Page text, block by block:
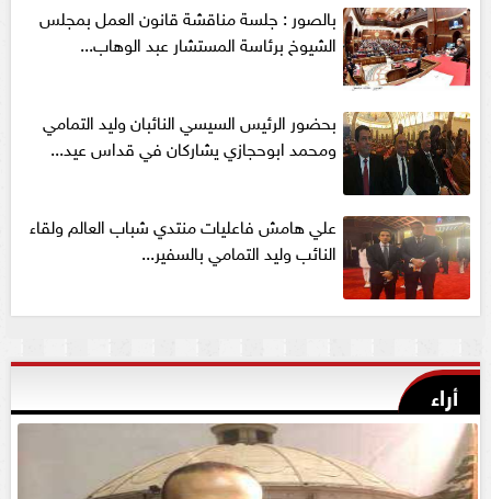
بالصور : جلسة مناقشة قانون العمل بمجلس
الشيوخ برئاسة المستشار عبد الوهاب...
بحضور الرئيس السيسي النائبان وليد التمامي
ومحمد ابوحجازي يشاركان في قداس عيد...
علي هامش فاعليات منتدي شباب العالم ولقاء
النائب وليد التمامي بالسفير...
أراء